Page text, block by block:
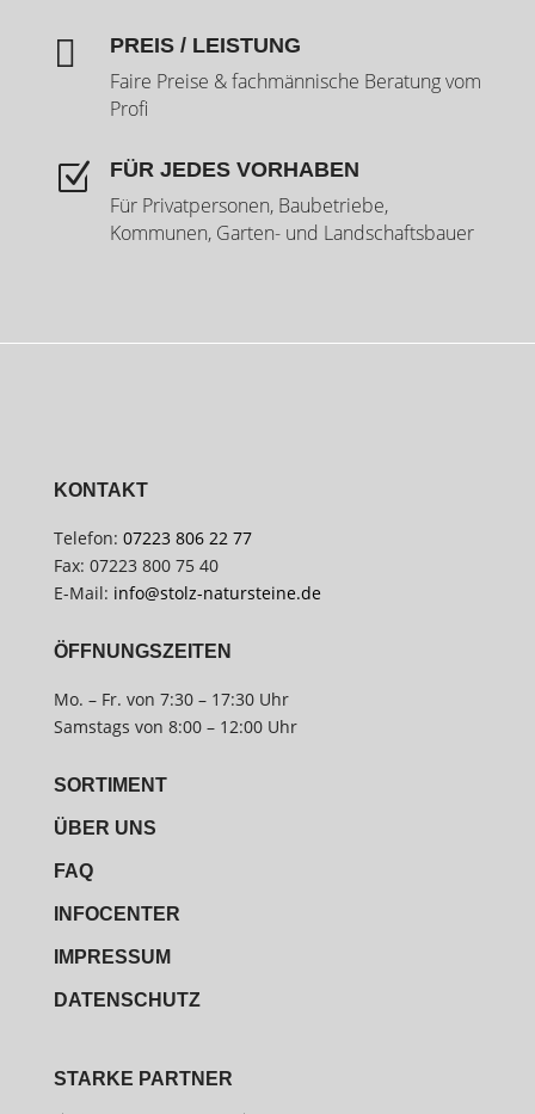
 PREIS / LEISTUNG
Faire Preise & fachmännische Beratung vom
Profi
Z FÜR JEDES VORHABEN
Für Privatpersonen, Baubetriebe,
Kommunen, Garten- und Landschaftsbauer
KONTAKT
Telefon: 07223 806 22 77
Fax: 07223 800 75 40
E-Mail: info@stolz-natursteine.de
ÖFFNUNGSZEITEN
Mo. – Fr. von 7:30 – 17:30 Uhr
Samstags von 8:00 – 12:00 Uhr
SORTIMENT
ÜBER UNS
FAQ
INFOCENTER
IMPRESSUM
DATENSCHUTZ
STARKE PARTNER